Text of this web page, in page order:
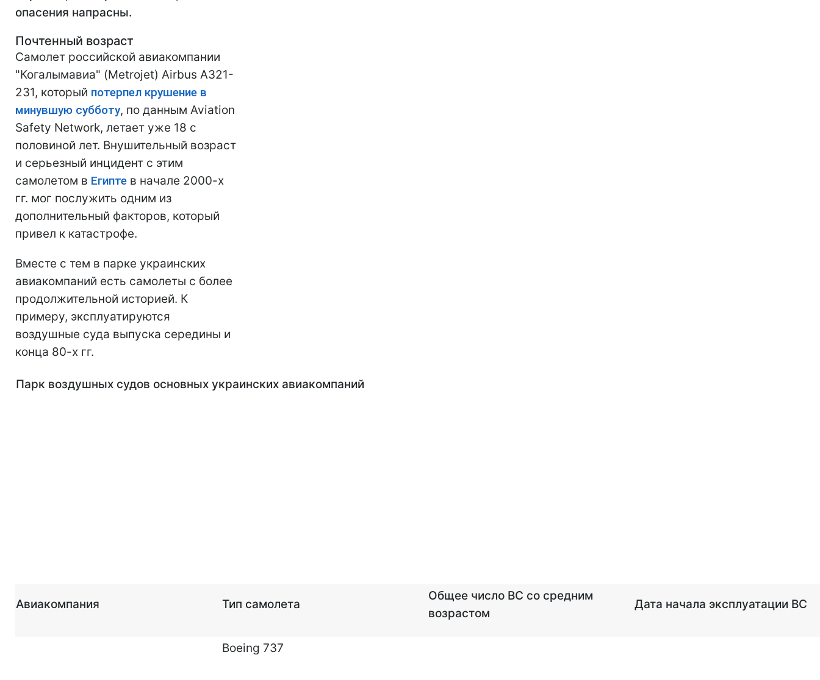
опасения напрасны.
Почтенный возраст
Самолет российской авиакомпании
"Когалымавиа" (Metrojet) Airbus A321-
231, который потерпел крушение в
минувшую субботу, по данным Aviation
Safety Network, летает уже 18 с
половиной лет. Внушительный возраст
и серьезный инцидент с этим
самолетом в Египте в начале 2000-х
гг. мог послужить одним из
дополнительный факторов, который
привел к катастрофе.
Вместе с тем в парке украинских
авиакомпаний есть самолеты с более
продолжительной историей. К
примеру, эксплуатируются
воздушные суда выпуска середины и
конца 80-х гг.
Парк воздушных судов основных украинских авиакомпаний
Авиакомпания Тип самолета
Общее число ВС со средним
возрастом
Дата начала эксплуатации ВС
Boeing 737